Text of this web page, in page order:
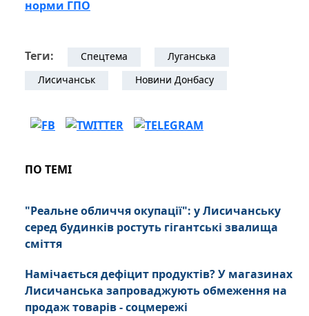
норми ГПО
Теги: Спецтема
Луганська
Лисичанськ
Новини Донбасу
ПО ТЕМІ
"Реальне обличчя окупації": у Лисичанську
серед будинків ростуть гігантські звалища
сміття
Намічається дефіцит продуктів? У магазинах
Лисичанська запроваджують обмеження на
продаж товарів - соцмережі